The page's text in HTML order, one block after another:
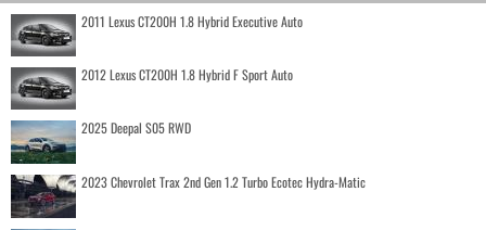
2011 Lexus CT200H 1.8 Hybrid Executive Auto
2012 Lexus CT200H 1.8 Hybrid F Sport Auto
2025 Deepal S05 RWD
2023 Chevrolet Trax 2nd Gen 1.2 Turbo Ecotec Hydra-Matic